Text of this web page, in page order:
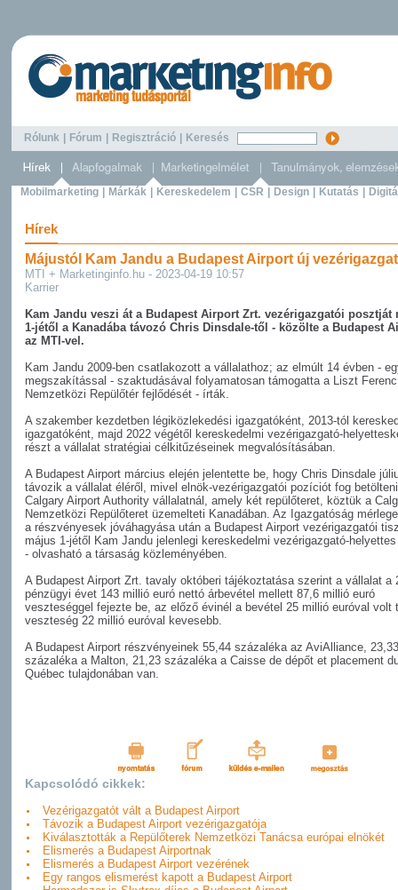
Rólunk Fórum Regisztráció Keresés
Mobilmarketing Márkák Kereskedelem CSR Design Kutatás
Hírek
Májustól Kam Jandu a Budapest Airport új
MTI + Marketinginfo.hu - 2023-04-19 10:57
Karrier
Kam Jandu veszi át a Budapest Airport Zrt. vezérigazgatói posztját
1-jétől a Kanadába távozó Chris Dinsdale-től - közölte a Budapest
az MTI-vel.
Kam Jandu 2009-ben csatlakozott a vállalathoz; az elmúlt 14 évben -
megszakítással - szaktudásával folyamatosan támogatta a Liszt Ferenc
Nemzetközi Repülőtér fejlődését - írták.
A szakember kezdetben légiközlekedési igazgatóként, 2013-tól
igazgatóként, majd 2022 végétől kereskedelmi vezérigazgató-
részt a vállalat stratégiai célkitűzéseinek megvalósításában.
A Budapest Airport március elején jelentette be, hogy Chris Dinsdale
távozik a vállalat éléről, mivel elnök-vezérigazgatói pozíciót fog
Calgary Airport Authority vállalatnál, amely két repülőteret, köztük a
Nemzetközi Repülőteret üzemelteti Kanadában. Az Igazgatóság
a részvényesek jóváhagyása után a Budapest Airport vezérigazgatói
május 1-jétől Kam Jandu jelenlegi kereskedelmi vezérigazgató-
- olvasható a társaság közleményében.
A Budapest Airport Zrt. tavaly októberi tájékoztatása szerint a vállalat a
pénzügyi évet 143 millió euró nettó árbevétel mellett 87,6 millió euró
veszteséggel fejezte be, az előző évinél a bevétel 25 millió euróval volt
veszteség 22 millió euróval kevesebb.
A Budapest Airport részvényeinek 55,44 százaléka az AviAlliance, 23,33
százaléka a Malton, 21,23 százaléka a Caisse de dépőt et placement
Québec tulajdonában van.
Kapcsolódó cikkek:
Vezérigazgatót vált a Budapest Airport
Távozik a Budapest Airport vezérigazgatója
Kiválasztották a Repülőterek Nemzetközi Tanácsa európai elnökét
Elismerés a Budapest Airportnak
Elismerés a Budapest Airport vezérének
Egy rangos elismerést kapott a Budapest Airport